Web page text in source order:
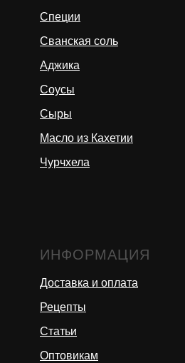
Специи
Сванская соль
Аджика
Соусы
Сыры
Масло из Кахетии
Чурчхела
ИНФОРМАЦИЯ
Доставка и оплата
Рецепты
Статьи
Оптовикам